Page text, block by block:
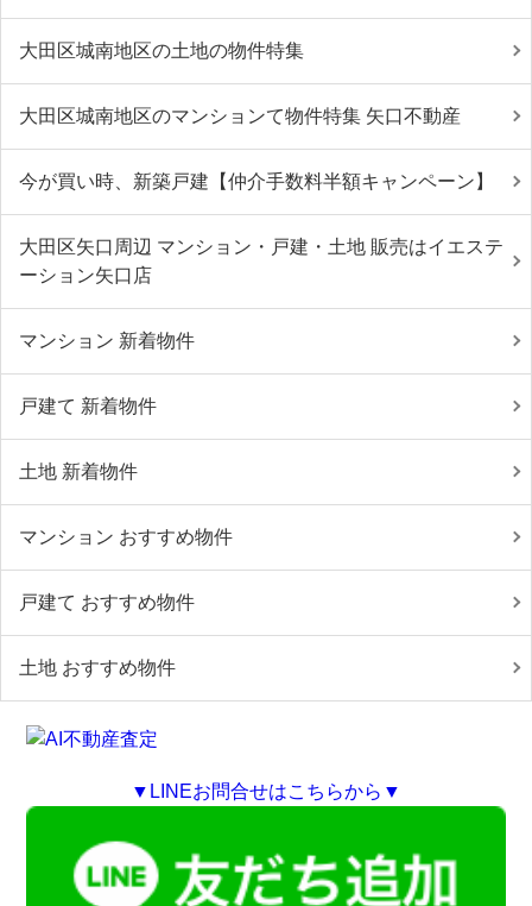
大田区城南地区の土地の物件特集
大田区城南地区のマンションて物件特集 矢口不動産
今が買い時、新築戸建【仲介手数料半額キャンペーン】
大田区矢口周辺 マンション・戸建・土地 販売はイエステ
ーション矢口店
マンション 新着物件
戸建て 新着物件
土地 新着物件
マンション おすすめ物件
戸建て おすすめ物件
土地 おすすめ物件
▼LINEお問合せはこちらから▼